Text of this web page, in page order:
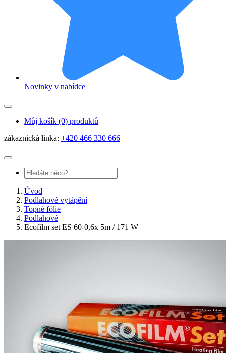
Novinky v nabídce
Můj košík (0) produktů
zákaznická linka: +420 466 330 666
Úvod
Podlahové vytápění
Topné fólie
Podlahové
Ecofilm set ES 60-0,6x 5m / 171 W